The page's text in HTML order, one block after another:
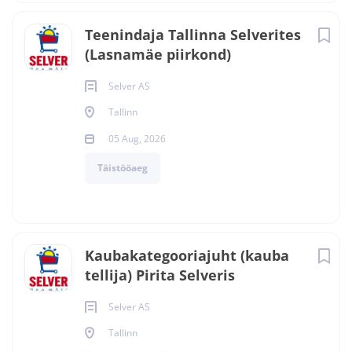
Teenindaja Tallinna Selverites
(Lasnamäe piirkond)
Selver AS
Tallinn
05 Aug, 2026
Täistööaeg
Kaubakategooriajuht (kauba
tellija) Pirita Selveris
Selver AS
Tallinn